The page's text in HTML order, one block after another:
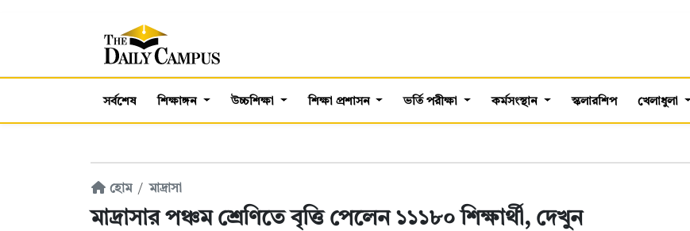
সর্বশেষ শিক্ষাঙ্গন উচ্চশিক্ষা শিক্ষা প্রশাসন ভর্তি পরীক্ষা কর্মসংস্থান স্কলারশিপ খেলাধুলা
হোম মাদ্রাসা
মাদ্রাসার পঞ্চম শ্রেণিতে বৃত্তি পেলেন ১১১৮০ শিক্ষার্থী, দেখুন